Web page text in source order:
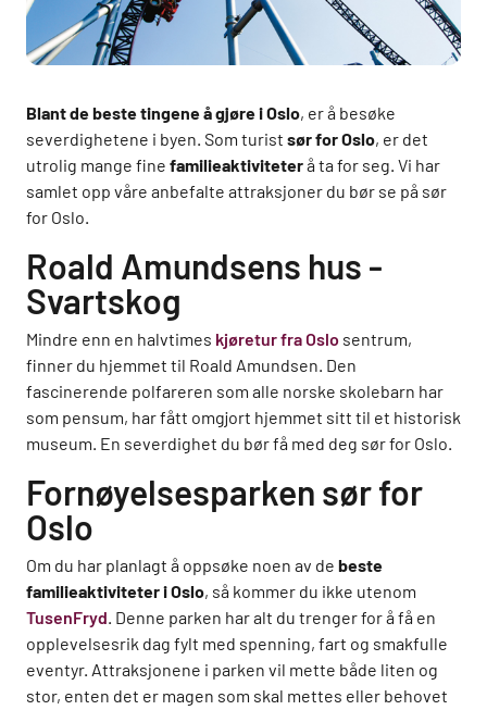
Blant de beste tingene å gjøre i Oslo, er å besøke
severdighetene i byen. Som turist sør for Oslo, er det
utrolig mange fine familieaktiviteterå ta for seg. Vi har
samlet opp våre anbefalte attraksjoner du bør se på sør
for Oslo.
Roald Amundsens hus -
Svartskog
Mindre enn en halvtimes kjøretur fra Oslo sentrum,
finner du hjemmet til Roald Amundsen. Den
fascinerende polfareren som alle norske skolebarn har
som pensum, har fått omgjort hjemmet sitt til et historisk
museum. En severdighet du bør få med deg sør for Oslo.
Fornøyelsesparken sør for
Oslo
Om du har planlagt å oppsøke noen av de beste
familieaktiviteter i Oslo, så kommer du ikke utenom
TusenFryd. Denne parken har alt du trenger for å få en
opplevelsesrik dag fylt med spenning, fart og smakfulle
eventyr. Attraksjonene i parken vil mette både liten og
stor, enten det er magen som skal mettes eller behovet